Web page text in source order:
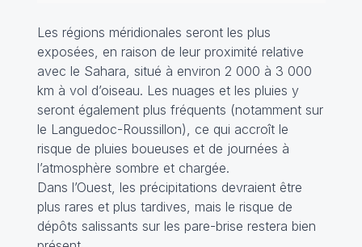
Les régions méridionales seront les plus
exposées, en raison de leur proximité relative
avec le Sahara, situé à environ 2 000 à 3 000
km à vol d’oiseau. Les nuages et les pluies y
seront également plus fréquents (notamment sur
le Languedoc-Roussillon), ce qui accroît le
risque de pluies boueuses et de journées à
l’atmosphère sombre et chargée.
Dans l’Ouest, les précipitations devraient être
plus rares et plus tardives, mais le risque de
dépôts salissants sur les pare-brise restera bien